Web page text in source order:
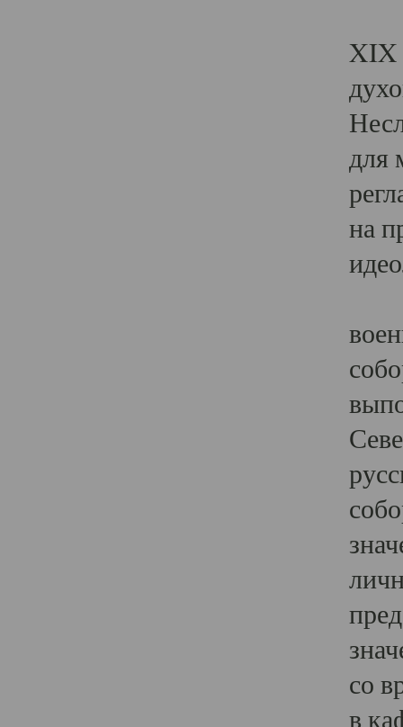
XIX
для
на
со
в